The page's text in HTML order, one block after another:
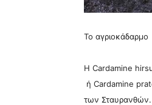
Το αγριοκάδαρμο
Η Cardamine
ή Cardamine
των Σταυρανθών.